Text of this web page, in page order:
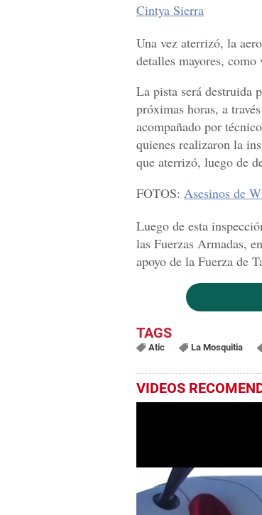
Cintya Sierra
Una vez aterrizó, la
detalles mayores,
La pista será destruida
próximas horas, a
acompañado por
quienes realizaron la
que aterrizó, luego de
FOTOS: Asesinos de
Luego de esta
las Fuerzas Armadas,
apoyo de la Fuerza de
Atic La Mosquitia
VIDEOS